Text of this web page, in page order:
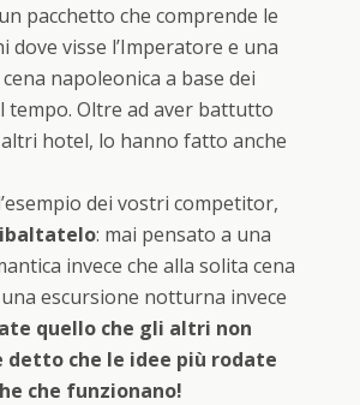
pacchetto che comprende le
dove visse l’Imperatore e una
napoleonica a base dei
tempo. Oltre ad aver battutto
hotel, lo hanno fatto anche
dei vostri competitor,
: mai pensato a una
invece che alla solita cena
escursione notturna invece
quello che gli altri non
detto che le idee più rodate
che funzionano!